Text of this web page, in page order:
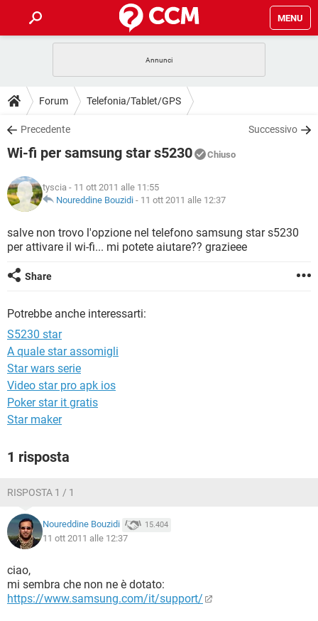
MENU
INTRATTENIMENTO ANDROID
iOS
INSTAGRAM WHATSAPP
TIKTOK
HARDWARE
GUIDE
COVID-19 GAMING
INSTAGRAM
TIKTOK
HARDWARE
DOWNLOAD
COVID-19 GAMING
INTRATTENIMENTO
iOS WINDOWS 10
INSTAGRAM WHATSAPP
TIKTOK FACEBOOK
HARDWARE
FORUM
COVID-19
INTRATTENIMENTO
iOS WINDOWS 10
HARDWARE
GLOSSARIO
COVID-19 GAMING
INTRATTENIMENTO ANDROID
iOS
HARDWARE
Forum Telefonia/Tablet/GPS
Precedente Successivo
Wi-fi per samsung star s5230 Chiuso
tyscia - 11 ott 2011 alle 11:55
Noureddine Bouzidi - 11 ott 2011 alle 12:37
salve non trovo l'opzione nel telefono samsung star s5230
per attivare il wi-fi... mi potete aiutare?? grazieee
Share
Potrebbe anche interessarti:
S5230 star
A quale star assomigli
Star wars serie
Video star pro apk ios
Poker star it gratis
Star maker
1 risposta
RISPOSTA 1 / 1
Noureddine Bouzidi 15.404
11 ott 2011 alle 12:37
ciao,
mi sembra che non ne è dotato:
https://www.samsung.com/it/support/